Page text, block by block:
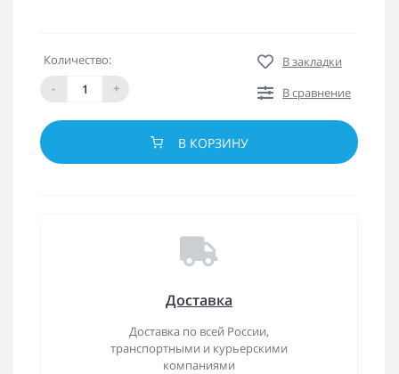
Количество:
-
+
В закладки
В сравнение
В КОРЗИНУ
Доставка
Доставка по всей России,
транспортными и курьерскими
компаниями